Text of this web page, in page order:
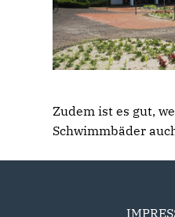
Zudem ist es gut,
Schwimmbäder